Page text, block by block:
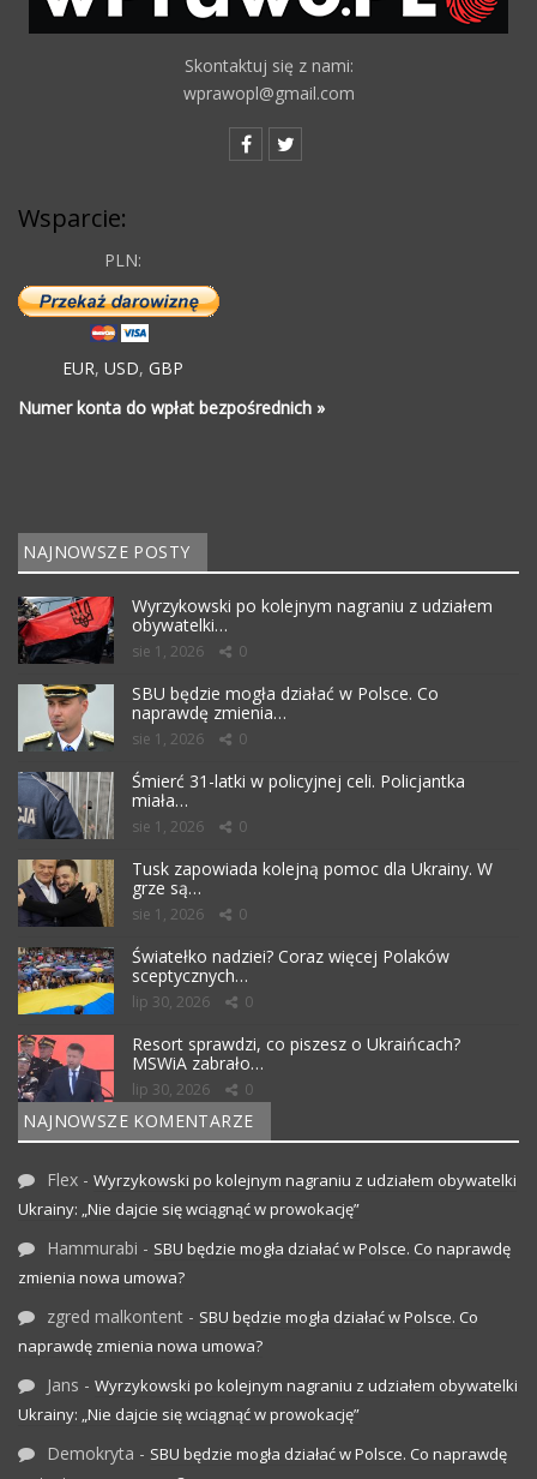
Skontaktuj się z nami:
wprawopl@gmail.com
Wsparcie:
PLN:
EUR, USD, GBP
Numer konta do wpłat bezpośrednich »
NAJNOWSZE POSTY
Wyrzykowski po kolejnym nagraniu z udziałem
obywatelki…
sie 1, 2026 0
SBU będzie mogła działać w Polsce. Co
naprawdę zmienia…
sie 1, 2026 0
Śmierć 31-latki w policyjnej celi. Policjantka
miała…
sie 1, 2026 0
Tusk zapowiada kolejną pomoc dla Ukrainy. W
grze są…
sie 1, 2026 0
Światełko nadziei? Coraz więcej Polaków
sceptycznych…
lip 30, 2026 0
Resort sprawdzi, co piszesz o Ukraińcach?
MSWiA zabrało…
lip 30, 2026 0
NAJNOWSZE KOMENTARZE
Flex - Wyrzykowski po kolejnym nagraniu z udziałem obywatelki
Ukrainy: „Nie dajcie się wciągnąć w prowokację”
Hammurabi - SBU będzie mogła działać w Polsce. Co naprawdę
zmienia nowa umowa?
zgred malkontent - SBU będzie mogła działać w Polsce. Co
naprawdę zmienia nowa umowa?
Jans - Wyrzykowski po kolejnym nagraniu z udziałem obywatelki
Ukrainy: „Nie dajcie się wciągnąć w prowokację”
Demokryta - SBU będzie mogła działać w Polsce. Co naprawdę